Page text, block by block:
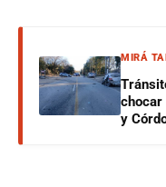
MIRÁ
chocar
y